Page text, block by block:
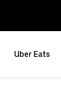
Uber Eats